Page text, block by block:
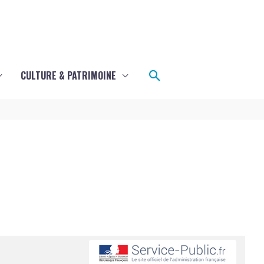
CULTURE & PATRIMOINE Rechercher